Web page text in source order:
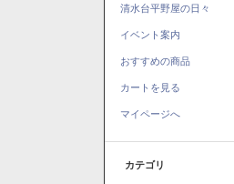
清水台平野屋の日々
イベント案内
おすすめの商品
カートを見る
マイページへ
カテゴリ